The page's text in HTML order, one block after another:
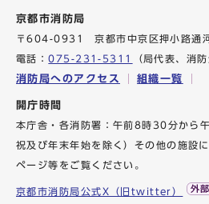
京都市消防局
〒604-0931 京都市中京区押小路通
電話：075-231-5311 （局代表、消
消防局へのアクセス 組織一覧
開庁時間
本庁舎・各消防署：午前8時30分から
祝及び年末年始を除く）その他の施設
ページ等をご覧ください。
京都市消防局公式X（旧twitter）